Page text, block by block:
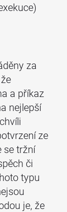
za
a příkaz
nejlepší
ze
se tržní
či
typu
je, že